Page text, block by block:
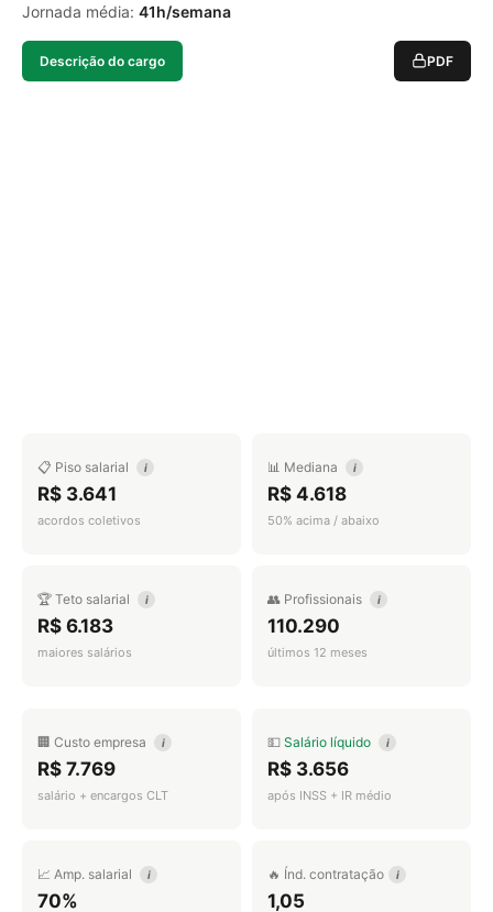
Jornada média: 41h/semana
Descrição do cargo PDF
📋 Piso salarial i
R$ 3.641
acordos coletivos
📊 Mediana i
R$ 4.618
50% acima / abaixo
🏆 Teto salarial i
R$ 6.183
maiores salários
👥 Profissionais i
110.290
últimos 12 meses
🏢 Custo empresa i
R$ 7.769
salário + encargos CLT
💵 Salário líquido i
R$ 3.656
após INSS + IR médio
📈 Amp. salarial i
70%
🔥 Índ. contratação i
1,05